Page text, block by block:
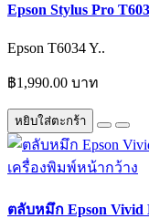
Epson Stylus Pro
Epson T6034 Y..
฿1,990.00 บาท
หยิบใส่ตะกร้า
ตลับหมึก Epson Vivid